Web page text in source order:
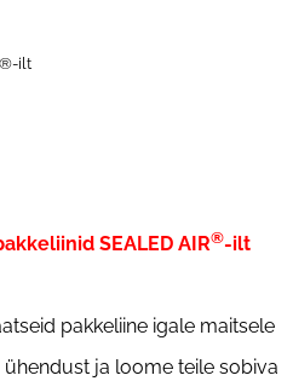
ilt
SEALED AIR®-ilt
pakkeliine igale maitsele
ja loome teile sobiva